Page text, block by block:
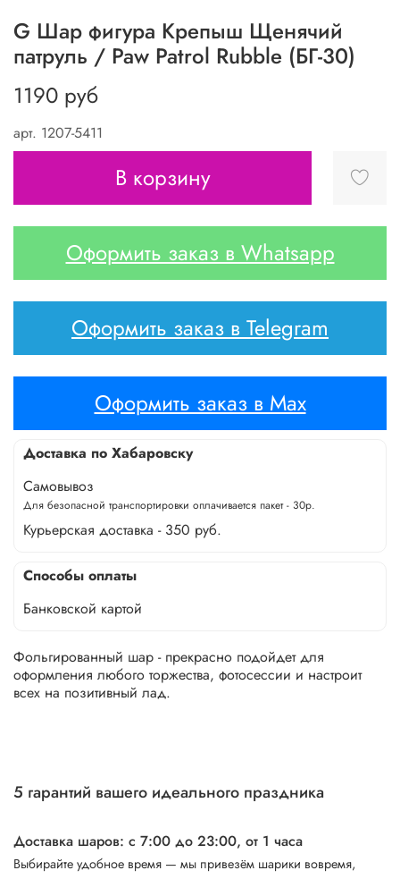
арт. 1207-5411
G Шар фигура Крепыш Щенячий
патруль / Paw Patrol Rubble (БГ-30)
1190 руб
В корзину
Оформить заказ в Whatsapp
Оформить заказ в Telegram
Оформить заказ в Max
Доставка по Хабаровску
Самовывоз
Для безопасной транспортировки оплачивается пакет - 30р.
Курьерская доставка - 350 руб.
Способы оплаты
Банковской картой
Фольгированный шар - прекрасно подойдет для
оформления любого торжества, фотосессии и настроит
всех на позитивный лад.
5 гарантий вашего идеального праздника
Доставка шаров: с 7:00 до 23:00, от 1 часа
Выбирайте удобное время — мы привезём шарики вовремя,